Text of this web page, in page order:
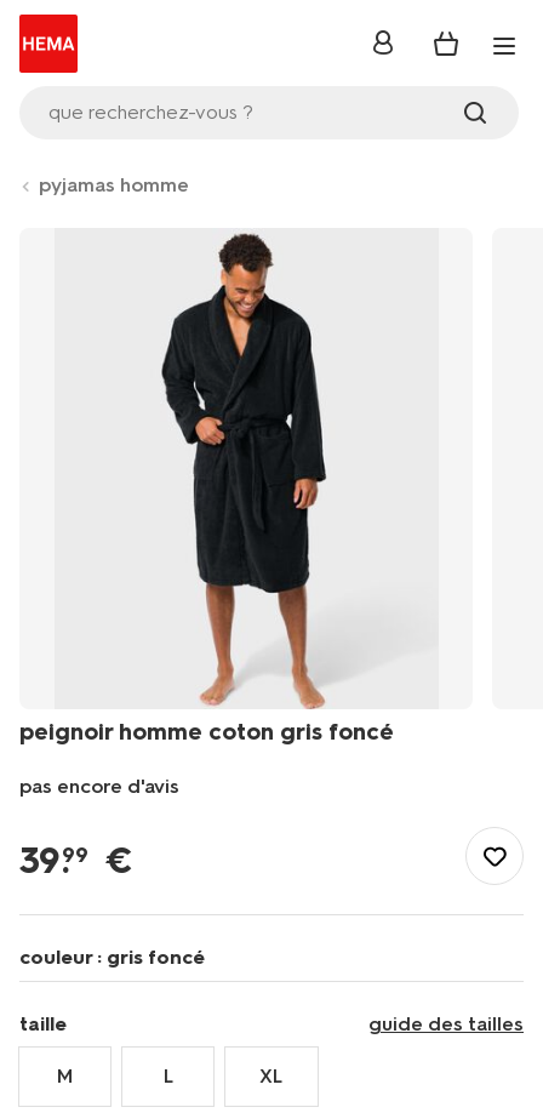
que recherchez-vous ?
se
pyjamas homme
peignoir homme coton gris foncé
pas encore d'avis
fr/elle-
lui/vetements-
homme/peignoir-
homme-
coton-
gris-
fonce-
23680070DARKGREY.html
39.
99 €
couleur : gris foncé
taille guide des tailles
M L XL